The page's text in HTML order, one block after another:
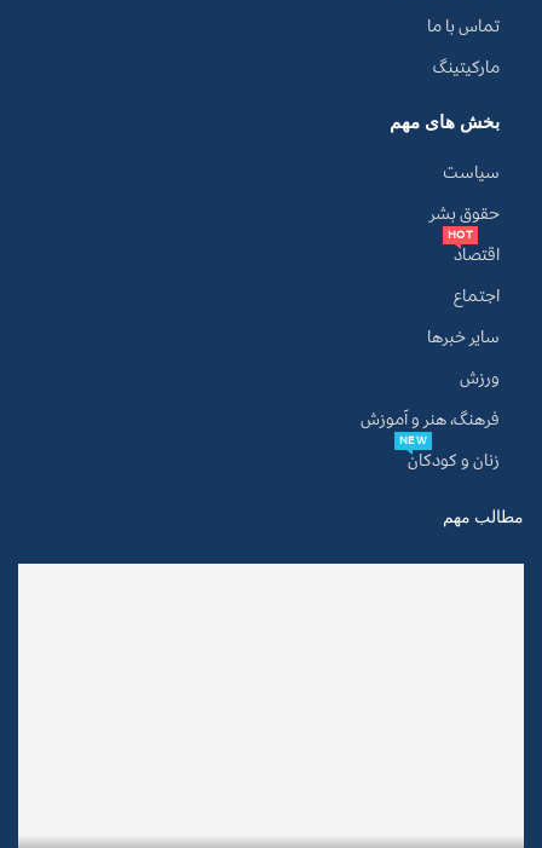
تماس با ما
مارکیتینگ
بخش های مهم
سیاست
حقوق بشر
اقتصاد
HOT
اجتماع
سایر خبرها
ورزش
فرهنگ، هنر و آموزش
زنان و کودکان
NEW
مطالب مهم